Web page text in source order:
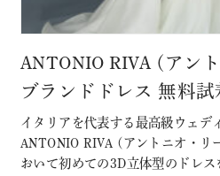
ANTONIO RIVA (アン
ブランドドレス 無料試
イタリアを代表する最高級ウェデ
ANTONIO RIVA (アントニオ・リ
おいて初めての3D立体型のドレ